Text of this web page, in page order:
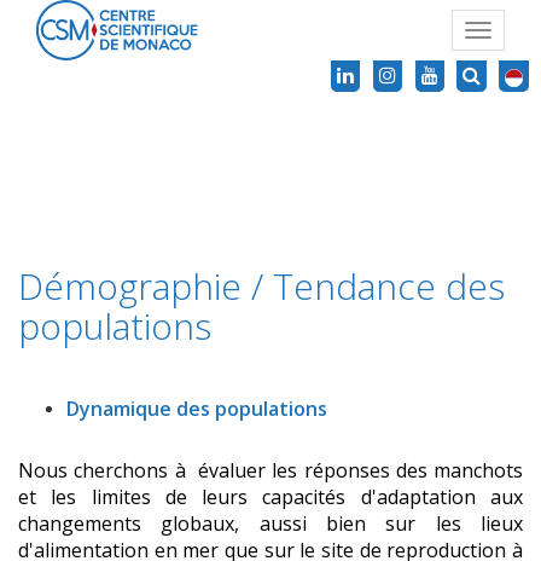
Toggle
Démographie / Tendance des
populations
Dynamique des populations
Nous cherchons à évaluer les réponses des manchots
et les limites de leurs capacités d'adaptation aux
changements globaux, aussi bien sur les lieux
d'alimentation en mer que sur le site de reproduction à